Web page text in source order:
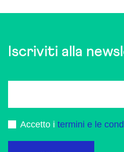
Iscriviti alla
Accetto i termini e le